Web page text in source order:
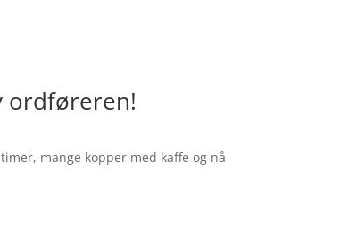
ordføreren!
mange kopper med kaffe og nå